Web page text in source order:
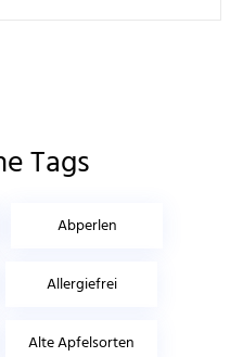
Tags
Abperlen
Allergiefrei
Alte Apfelsorten